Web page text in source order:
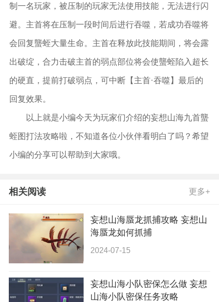
制一名玩家，被压制的玩家无法使用技能，无法进行闪
避。主首将在压制一段时间后进行吞噬，若成功吞噬将
会回复蠪蛭大量生命。主首在释放此技能期间，将会露
出破绽，合力击破主首的弱点部位将会使蠪蛭陷入超长
的硬直，提前打破弱点，可中断【主首·吞噬】最后的
回复效果。
以上就是小编今天为玩家们介绍的妄想山海九首蠪
蛭图打法攻略啦，不知道各位小伙伴看明白了吗？希望
小编的分享可以帮助到大家哦。
相关阅读 更多+
妄想山海蜃龙抓捕攻略 妄想山
海蜃龙如何抓捕
2024-07-15
妄想山海小队密保怎么做 妄想
山海小队密保任务攻略